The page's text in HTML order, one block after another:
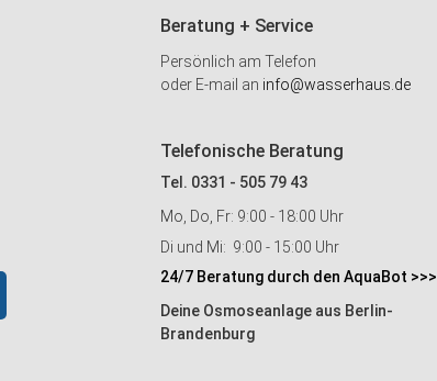
Beratung + Service
Persönlich am Telefon
oder E-mail an info@wasserhaus.de
Telefonische Beratung
Tel. 0331 - 505 79 43
Mo, Do, Fr: 9:00 - 18:00 Uhr
Di und Mi: 9:00 - 15:00 Uhr
24/7 Beratung durch den AquaBot >>>
Deine Osmoseanlage aus Berlin-
Brandenburg